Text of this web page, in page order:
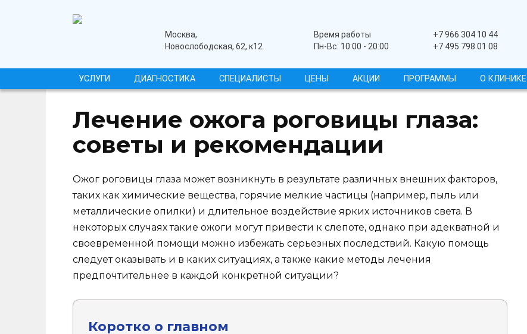
медицинский центрМосква,
Новослободская, 62, к12
Время работы
Пн-Вс: 10:00 - 20:00
+7 966 304 10 44
+7 495 798 01 08
УСЛУГИ ДИАГНОСТИКА СПЕЦИАЛИСТЫ ЦЕНЫ АКЦИИ ПРОГРАММЫ О КЛИНИКЕ
Лечение ожога роговицы глаза:
советы и рекомендации
Ожог роговицы глаза может возникнуть в результате различных внешних факторов,
таких как химические вещества, горячие мелкие частицы (например, пыль или
металлические опилки) и длительное воздействие ярких источников света. В
некоторых случаях такие ожоги могут привести к слепоте, однако при адекватной и
своевременной помощи можно избежать серьезных последствий. Какую помощь
следует оказывать и в каких ситуациях, а также какие методы лечения
предпочтительнее в каждой конкретной ситуации?
Коротко о главном